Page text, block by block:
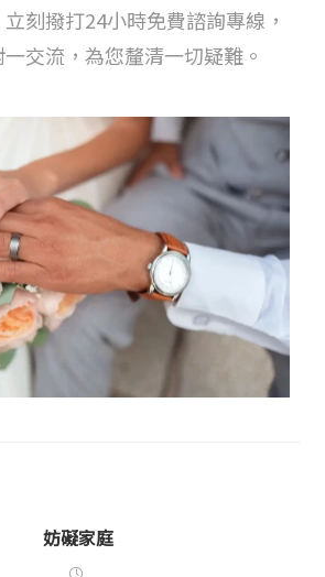
刻撥打24小時免費諮詢專線，
交流，為您釐清一切疑難。
妨礙家庭